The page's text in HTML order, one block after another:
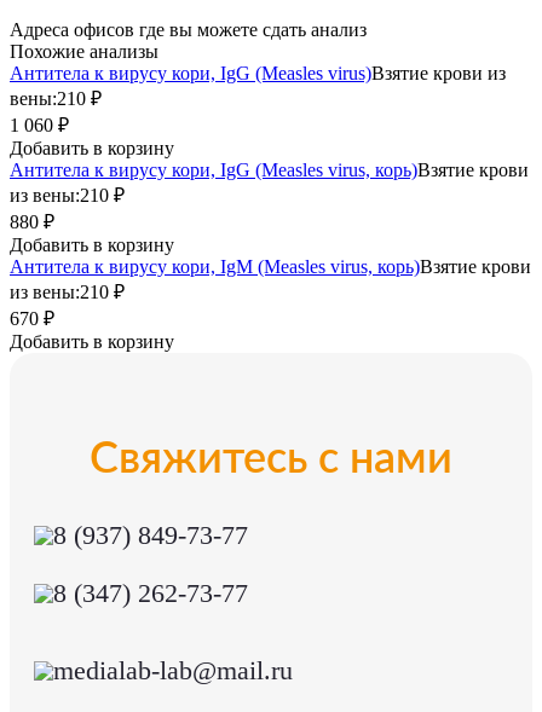
Адреса офисов где вы можете сдать анализ
Похожие анализы
Антитела к вирусу кори, IgG (Measles virus)Взятие крови из
вены:210 ₽
1 060 ₽
Добавить в корзину
Антитела к вирусу кори, IgG (Measles virus, корь)Взятие крови
из вены:210 ₽
880 ₽
Добавить в корзину
Антитела к вирусу кори, IgM (Measles virus, корь)Взятие крови
из вены:210 ₽
670 ₽
Добавить в корзину
Свяжитесь с нами
8 (937) 849-73-77
8 (347) 262-73-77
medialab-lab@mail.ru